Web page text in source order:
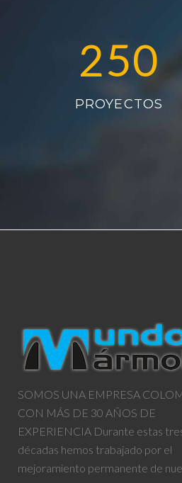
250
PROYECTOS
SOMOS UNA EMPRESA
CON MÁS DE 30 AÑOS DE
EXPERIENCIA Durante estas
décadas hemos trabajado por el
mejoramiento permanente de